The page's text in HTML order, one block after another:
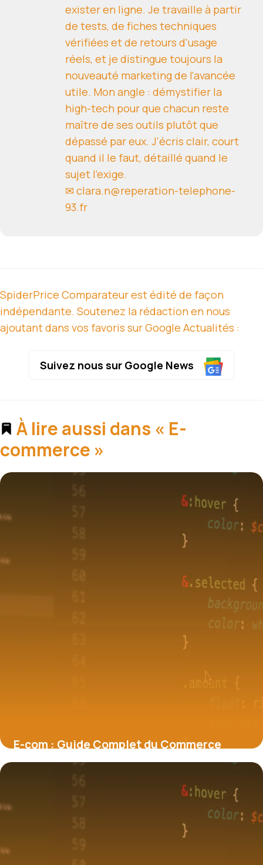
exister en ligne. Je travaille à partir
de tests, de fiches techniques
vérifiées et de retours d'usage
réels, et je distingue toujours la
nouveauté marketing de l'avancée
utile. Mon angle : démystifier la
high-tech pour que chacun reste
maître de ses outils plutôt que
dépassé par eux. J'écris clair, court
quand il le faut, détaillé quand le
sujet l'exige.
✉ clara.n@reperation-telephone-
93.fr
SpiderPrice Comparateur est édité de façon
indépendante. Soutenez la rédaction en nous
ajoutant dans vos favoris sur Google Actualités :
Suivez nous sur Google News
À lire aussi dans « E-
commerce »
E-com : Guide Complet du Commerce
Digital